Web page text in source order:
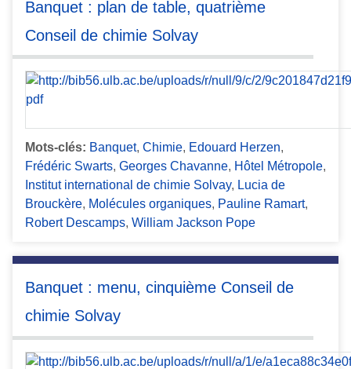
Banquet : plan de table, quatrième
Conseil de chimie Solvay
Mots-clés: Banquet, Chimie, Edouard Herzen,
Frédéric Swarts, Georges Chavanne, Hôtel Métropole,
Institut international de chimie Solvay, Lucia de
Brouckère, Molécules organiques, Pauline Ramart,
Robert Descamps, William Jackson Pope
Banquet : menu, cinquième Conseil de
chimie Solvay